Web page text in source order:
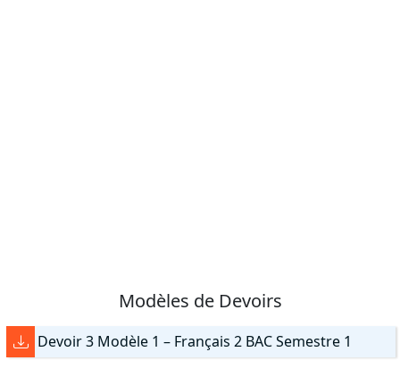
Modèles de Devoirs
Devoir 3 Modèle 1 – Français 2 BAC Semestre 1